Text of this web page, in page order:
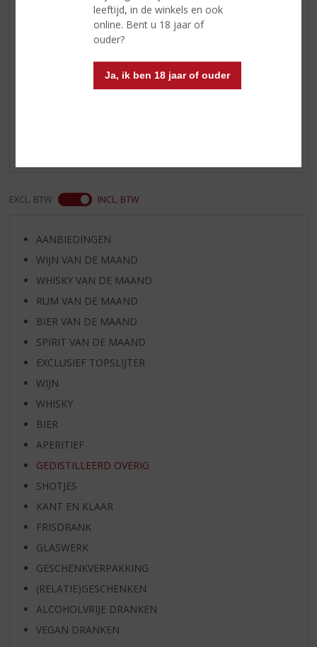
leeftijd, in de winkels en ook
online. Bent u 18 jaar of
ouder?
Ja, ik ben 18 jaar of ouder
Beerenburg
Meng de delen in een
Reviews
EXCL. BTW INCL. BTW
AANBIEDINGEN
WIJN VAN DE MAAND
WHISKY VAN DE MAAND
RUM VAN DE MAAND
BIER VAN DE MAAND
SPIRIT VAN DE MAAND
EXCLUSIEF TOPSLIJTER
WIJN
WHISKY
BIER
APERITIEF
GEDISTILLEERD OVERIG
SHOTJES
KANT EN KLAAR
FRISDRANK
GLASWERK
GESCHENKVERPAKKING
(RELATIE)GESCHENKEN
ALCOHOLVRIJE DRANKEN
VEGAN DRANKEN